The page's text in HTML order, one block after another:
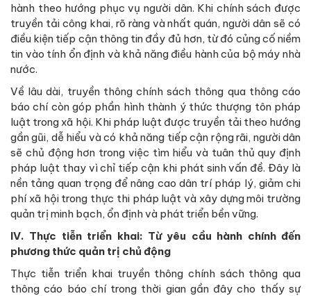
hành theo hướng phục vụ người dân. Khi chính sách được
truyền tải công khai, rõ ràng và nhất quán, người dân sẽ có
điều kiện tiếp cận thông tin đầy đủ hơn, từ đó củng cố niềm
tin vào tính ổn định và khả năng điều hành của bộ máy nhà
nước.
Về lâu dài, truyền thông chính sách thông qua thông cáo
báo chí còn góp phần hình thành ý thức thượng tôn pháp
luật trong xã hội. Khi pháp luật được truyền tải theo hướng
gần gũi, dễ hiểu và có khả năng tiếp cận rộng rãi, người dân
sẽ chủ động hơn trong việc tìm hiểu và tuân thủ quy định
pháp luật thay vì chỉ tiếp cận khi phát sinh vấn đề. Đây là
nền tảng quan trọng để nâng cao dân trí pháp lý, giảm chi
phí xã hội trong thực thi pháp luật và xây dựng môi trường
quản trị minh bạch, ổn định và phát triển bền vững.
IV. Thực tiễn triển khai: Từ yêu cầu hành chính đến
phương thức quản trị chủ động
Thực tiễn triển khai truyền thông chính sách thông qua
thông cáo báo chí trong thời gian gần đây cho thấy sự